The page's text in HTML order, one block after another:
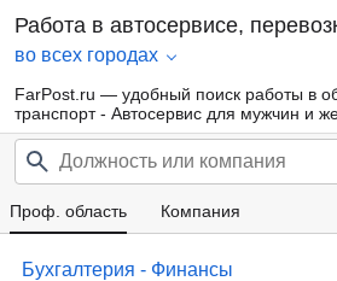
Работа в автосервисе,
во всех городах
FarPost.ru — удобный поиск работы в
транспорт - Автосервис для мужчин и
работодателей, а также от кадровых
каждый день.
Проф. область Компания
Бухгалтерия - Финансы